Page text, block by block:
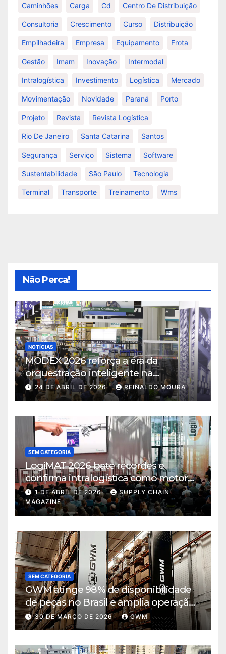
Caminhões Carga Cd Centro De Distribuição
Consultoria Crescimento Curso Distribuição
Empilhadeira Empresa Equipamento Frota
Gestão Imam Inovação Intermodal
Intralogística Investimento Logística Mercado
Movimentação Novidade Paraná Porto
Projeto Revista Revista Logística
Rio De Janeiro Santa Catarina Santos
Segurança Serviço Sistema Software
Sustentabilidade São Paulo Tecnologia
Terminal Transporte Treinamento Wms
Não Perca!
NOTÍCIAS
MODEX 2026 reforça a era da
orquestração inteligente na
intralogística
24 DE ABRIL DE 2026 REINALDO MOURA
SEM CATEGORIA
LogiMAT 2026 bate recordes e
confirma intralogística como motor
de decisão em tempos de incerteza
1 DE ABRIL DE 2026
SUPPLY CHAIN
MAGAZINE
SEM CATEGORIA
GWM atinge 98% de disponibilidade
de peças no Brasil e amplia operação
logística em Cajamar
30 DE MARÇO DE 2026 GWM